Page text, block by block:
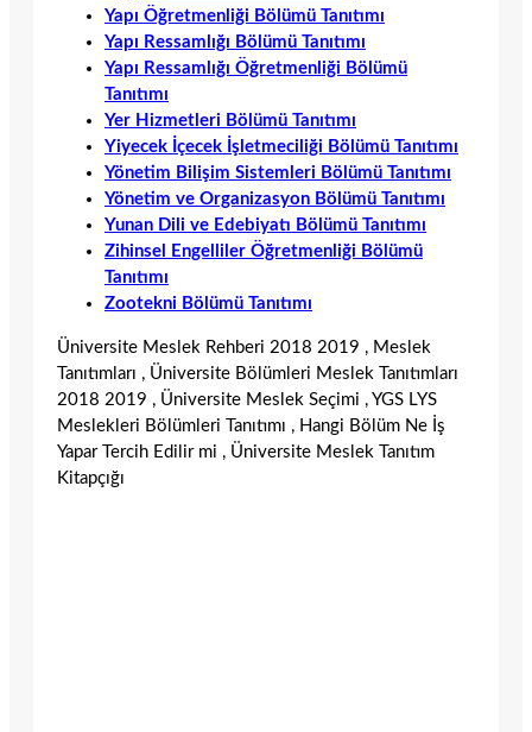
Yapı Öğretmenliği Bölümü Tanıtımı
Yapı Ressamlığı Bölümü Tanıtımı
Yapı Ressamlığı Öğretmenliği Bölümü
Tanıtımı
Yer Hizmetleri Bölümü Tanıtımı
Yiyecek İçecek İşletmeciliği Bölümü Tanıtımı
Yönetim Bilişim Sistemleri Bölümü Tanıtımı
Yönetim ve Organizasyon Bölümü Tanıtımı
Yunan Dili ve Edebiyatı Bölümü Tanıtımı
Zihinsel Engelliler Öğretmenliği Bölümü
Tanıtımı
Zootekni Bölümü Tanıtımı
Üniversite Meslek Rehberi 2018 2019 , Meslek
Tanıtımları , Üniversite Bölümleri Meslek Tanıtımları
2018 2019 , Üniversite Meslek Seçimi , YGS LYS
Meslekleri Bölümleri Tanıtımı , Hangi Bölüm Ne İş
Yapar Tercih Edilir mi , Üniversite Meslek Tanıtım
Kitapçığı